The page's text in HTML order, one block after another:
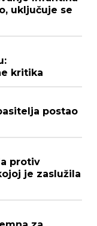
uključuje se
kritika
postao
protiv
je zaslužila